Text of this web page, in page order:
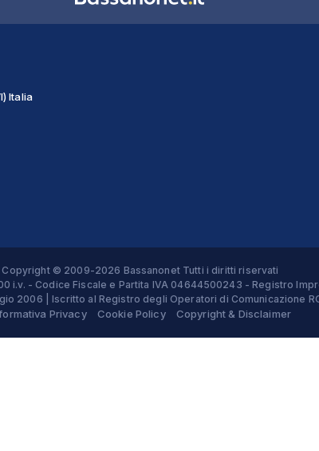
Italia
Copyright © 2009-2026 Bassanonet Tutti i diritti riservati
i.v. - Codice Fiscale e Partita IVA 04644500243 - Registro
2006 | Iscritto al Registro degli Operatori di Comunicazione
Privacy Cookie Policy Copyright & Disclaimer